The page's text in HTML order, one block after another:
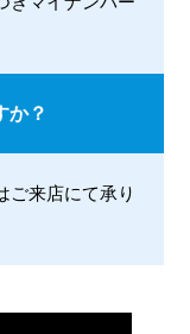
か？
ご来店にて承り